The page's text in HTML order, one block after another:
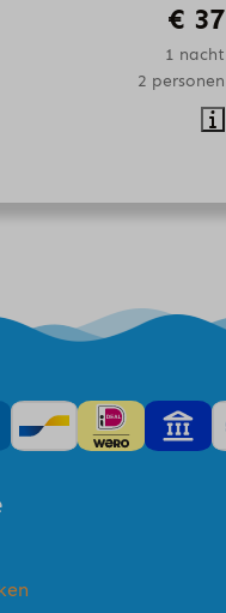
€ 37
1 nacht
2 personen